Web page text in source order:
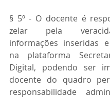
§ 5º - O docente é
zelar pela
informações inseridas
na plataforma
Digital, podendo ser
docente do quadro
responsabilidade